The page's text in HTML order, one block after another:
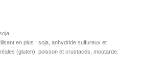
en plus : soja, anhydride sulfureux et
(gluten), poisson et crustacés , moutarde.